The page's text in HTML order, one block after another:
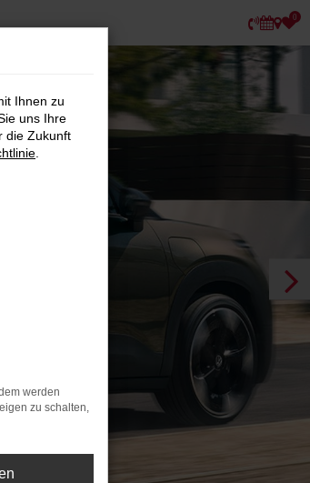
0
Ihnen zu
uns Ihre
die Zukunft
werden
zu schalten,